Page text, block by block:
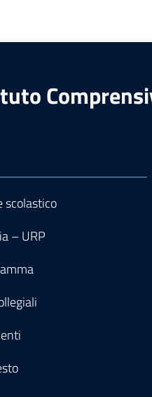
scolastico
– URP